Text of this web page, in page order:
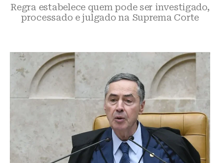
Regra estabelece quem pode ser investigado,
processado e julgado na Suprema Corte